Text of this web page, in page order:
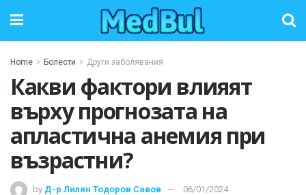
Home Болести Други заболявания
Какви фактори влияят
върху прогнозата на
апластична анемия при
възрастни?
by Д-р Лилян Тодоров Савов 06/01/2024